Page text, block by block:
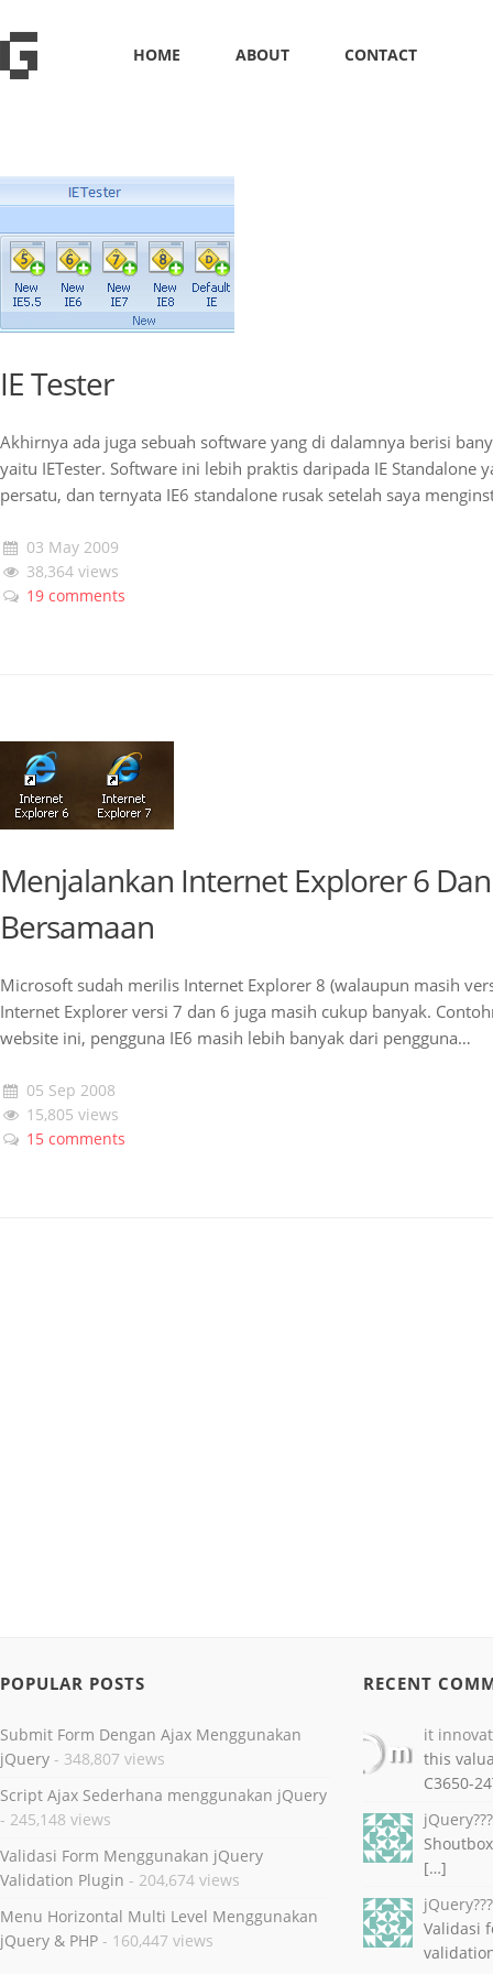
HOME ABOUT CONTACT
IE Tester
Akhirnya ada juga sebuah software yang di dalamnya berisi
yaitu IETester. Software ini lebih praktis daripada IE Standalone
persatu, dan ternyata IE6 standalone rusak setelah saya
03 May 2009
38,364 views
19 comments
Menjalankan Internet Explorer 6
Bersamaan
Microsoft sudah merilis Internet Explorer 8 (walaupun masih
Internet Explorer versi 7 dan 6 juga masih cukup banyak.
website ini, pengguna IE6 masih lebih banyak dari pengguna…
05 Sep 2008
15,805 views
15 comments
POPULAR POSTS
Submit Form Dengan Ajax Menggunakan
jQuery - 348,807 views
Script Ajax Sederhana menggunakan jQuery
- 245,148 views
Validasi Form Menggunakan jQuery
Validation Plugin - 204,674 views
Menu Horizontal Multi Level Menggunakan
jQuery & PHP - 160,447 views
RECENT
it
this
C3650-
[…]
Validasi